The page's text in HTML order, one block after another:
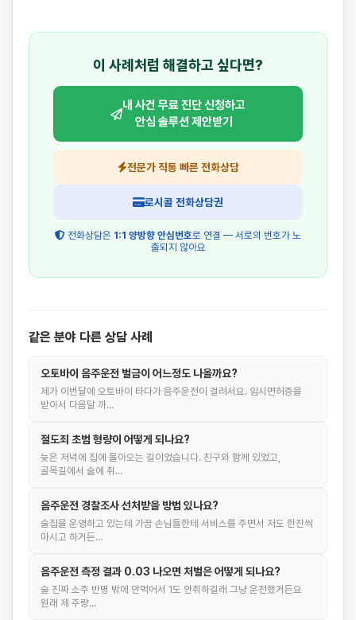
이 사례처럼 해결하고 싶다면?
내 사건 무료 진단 신청하고
안심 솔루션 제안받기
전문가 직통 빠른 전화상담
로시콜 전화상담권
전화상담은 1:1 양방향 안심번호로 연결 — 서로의 번호가 노
출되지 않아요
같은 분야 다른 상담 사례
오토바이 음주운전 벌금이 어느정도 나올까요?
제가 이번달에 오토바이 타다가 음주운전이 걸려서요. 임시면허증을
받아서 다음달 까…
절도죄 초범 형량이 어떻게 되나요?
늦은 저녁에 집에 돌아오는 길이었습니다. 친구와 함께 있었고,
골목길에서 술에 취…
음주운전 경찰조사 선처받을 방법 있나요?
술집을 운영하고 있는데 가끔 손님들한테 서비스를 주면서 저도 한잔씩
마시고 하거든…
음주운전 측정 결과 0.03 나오면 처벌은 어떻게 되나요?
술 진짜 소주 반병 밖에 안먹어서 1도 안취하길래 그냥 운전했거든요
원래 제 주량…